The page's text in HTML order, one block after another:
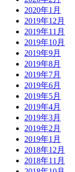
2020年1月
2019年12月
2019年11月
2019年10月
2019年9月
2019年8月
2019年7月
2019年6月
2019年5月
2019年4月
2019年3月
2019年2月
2019年1月
2018年12月
2018年11月